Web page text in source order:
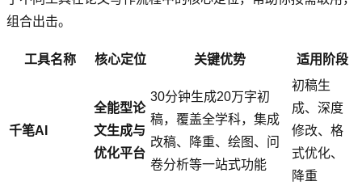
组合出击。
工具名称 核心定位 关键优势 适用阶段
千笔AI
全能型论
文生成与
优化平台
30分钟生成20万字初
稿，覆盖全学科，集成
改稿、降重、绘图、问
卷分析等一站式功能
初稿生
成、深度
修改、格
式优化、
降重